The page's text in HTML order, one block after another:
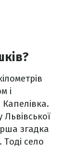
і
згадка
село